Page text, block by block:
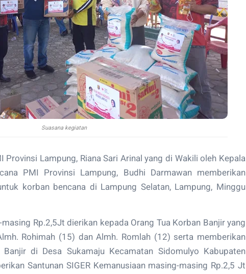
Suasana kegiatan
Provinsi Lampung, Riana Sari Arinal yang di Wakili oleh Kepala
PMI Provinsi Lampung, Budhi Darmawan memberikan
korban bencana di Lampung Selatan, Lampung, Minggu
Rp.2,5Jt dierikan kepada Orang Tua Korban Banjir yang
Rohimah (15) dan Almh. Romlah (12) serta memberikan
di Desa Sukamaju Kecamatan Sidomulyo Kabupaten
Santunan SIGER Kemanusiaan masing-masing Rp.2,5 Jt